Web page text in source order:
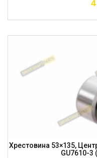
Хрестовина 53×135,
GU7610-3